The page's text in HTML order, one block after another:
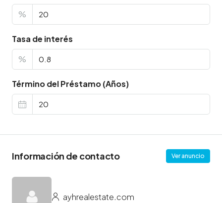
%
Tasa de interés
%
Término del Préstamo (Años)
Información de contacto Ver anuncio
ayhrealestate.com